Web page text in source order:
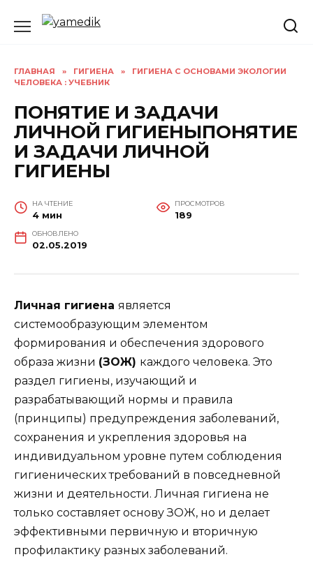
ГЛАВНАЯ » ГИГИЕНА »
ГИГИЕНА С ОСНОВАМИ ЭКОЛОГИИ
ЧЕЛОВЕКА : УЧЕБНИК
ПОНЯТИЕ И ЗАДАЧИ
ЛИЧНОЙ ГИГИЕНЫПОНЯТИЕ
И ЗАДАЧИ ЛИЧНОЙ
ГИГИЕНЫ
НА ЧТЕНИЕ
4 мин
ПРОСМОТРОВ
189
ОБНОВЛЕНО
02.05.2019
Личная гигиена является
системообразующим элементом
формирования и обеспечения здорового
образа жизни (ЗОЖ) каждого человека. Это
раздел гигиены, изучающий и
разрабатывающий нормы и правила
(принципы) предупреждения заболеваний,
сохранения и укрепления здоровья на
индивидуальном уровне путем соблюдения
гигиенических требований в повседневной
жизни и деятельности. Личная гигиена не
только составляет основу ЗОЖ, но и делает
эффективными первичную и вторичную
профилактику разных заболеваний.